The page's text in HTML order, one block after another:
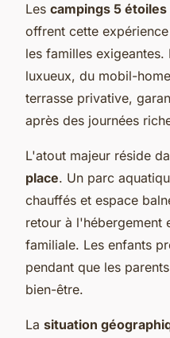
Les campings 5 étoiles
offrent cette
les familles exigeantes.
luxueux, du mobil-
terrasse privative,
après des journées
L'atout majeur réside
place. Un parc
chauffés et espace
retour à l'hébergement
familiale. Les enfants
pendant que les
bien-être.
La situation